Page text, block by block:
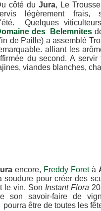
côté du Jura, Le
légèrement frais,
Quelques
des Belemnites
de Paille) a assemblé
alliant les
du second. A
viandes blanches,
encore, Freddy Foret à
soudure pour créer des
le vin. Son Instant Flora
son savoir-faire de
pourra être de toutes les